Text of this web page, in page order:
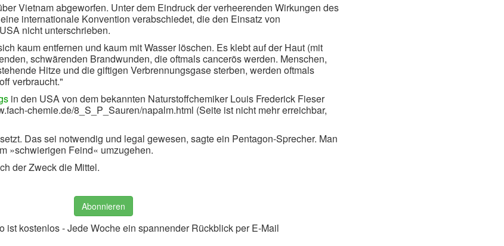
Vietnam abgeworfen. Unter dem Eindruck der verheerenden Wirkungen des
internationale Konvention verabschiedet, die den Einsatz von
nicht unterschrieben.
kaum entfernen und kaum mit Wasser löschen. Es klebt auf der Haut (mit
schwärenden Brandwunden, die oftmals cancerös werden. Menschen,
Hitze und die giftigen Verbrennungsgase sterben, werden oftmals
verbraucht."
in den USA von dem bekannten Naturstoffchemiker Louis Frederick Fieser
chemie.de/8_S_P_Sauren/napalm.html (Seite ist nicht mehr erreichbar,
Das sei notwendig und legal gewesen, sagte ein Pentagon-Sprecher. Man
»schwierigen Feind« umzugehen.
der Zweck die Mittel.
Abonnieren
ist kostenlos - Jede Woche ein spannender Rückblick per E-Mail